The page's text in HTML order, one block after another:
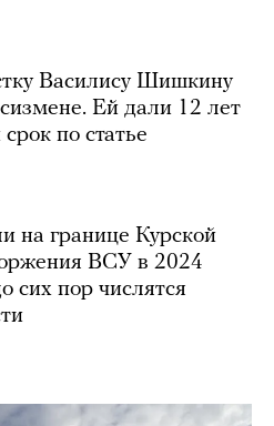
Василису Шишкину
Ей дали 12 лет
по статье
на границе Курской
ВСУ в 2024
сих пор числятся